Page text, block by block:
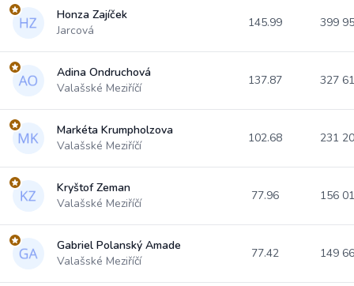
Honza Zajíček
Jarcová
145.99 399
Adina Ondruchová
Valašské Meziříčí
137.87 327
Markéta Krumpholzova
Valašské Meziříčí
102.68 231
Kryštof Zeman
Valašské Meziříčí
77.96 156
Gabriel Polanský Amade
Valašské Meziříčí
77.42 149